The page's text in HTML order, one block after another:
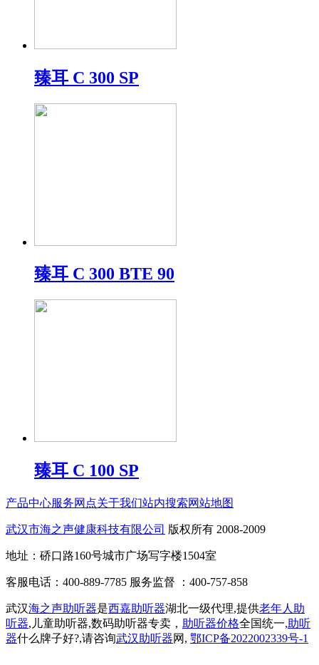
臻耳 C 300 SP
臻耳 C 300 BTE 90
臻耳 C 100 SP
产品中心服务网点关于我们站内搜索网站地图
武汉市海之声健康科技有限公司 版权所有 2008-2009
地址：硚口路160号城市广场写字楼1504室
客服电话：400-889-7785 服务监督 ：400-757-858
武汉海之声助听器是西嘉助听器湖北一级代理,提供老年人助
听器,儿童助听器,数码助听器专卖， 助听器价格全国统一,助听
器什么牌子好?,请咨询武汉助听器网, 鄂ICP备2022002339号-1